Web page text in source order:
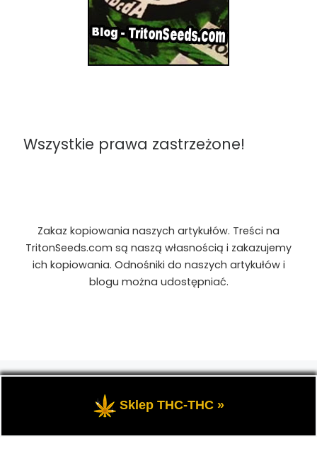
Wszystkie prawa zastrzeżone!
Zakaz kopiowania naszych artykułów. Treści na
TritonSeeds.com są naszą własnością i zakazujemy
ich kopiowania. Odnośniki do naszych artykułów i
blogu można udostępniać.
- Przedstawia portal-blog o Marihuanie,
cannabis, konopiach indyjskich, CBD, RSO, THC.
Sklep THC-THC »